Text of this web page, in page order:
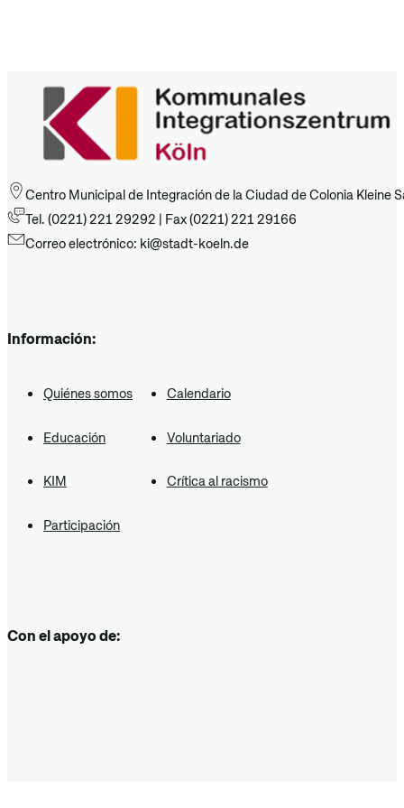
Centro Municipal de Integración de la Ciudad de Colonia Kleine
Tel. (0221) 221 29292 | Fax (0221) 221 29166
Correo electrónico: ki@stadt-koeln.de
Información:
Quiénes somos Calendario
Educación Voluntariado
KIM Crítica al racismo
Participación
Con el apoyo de: